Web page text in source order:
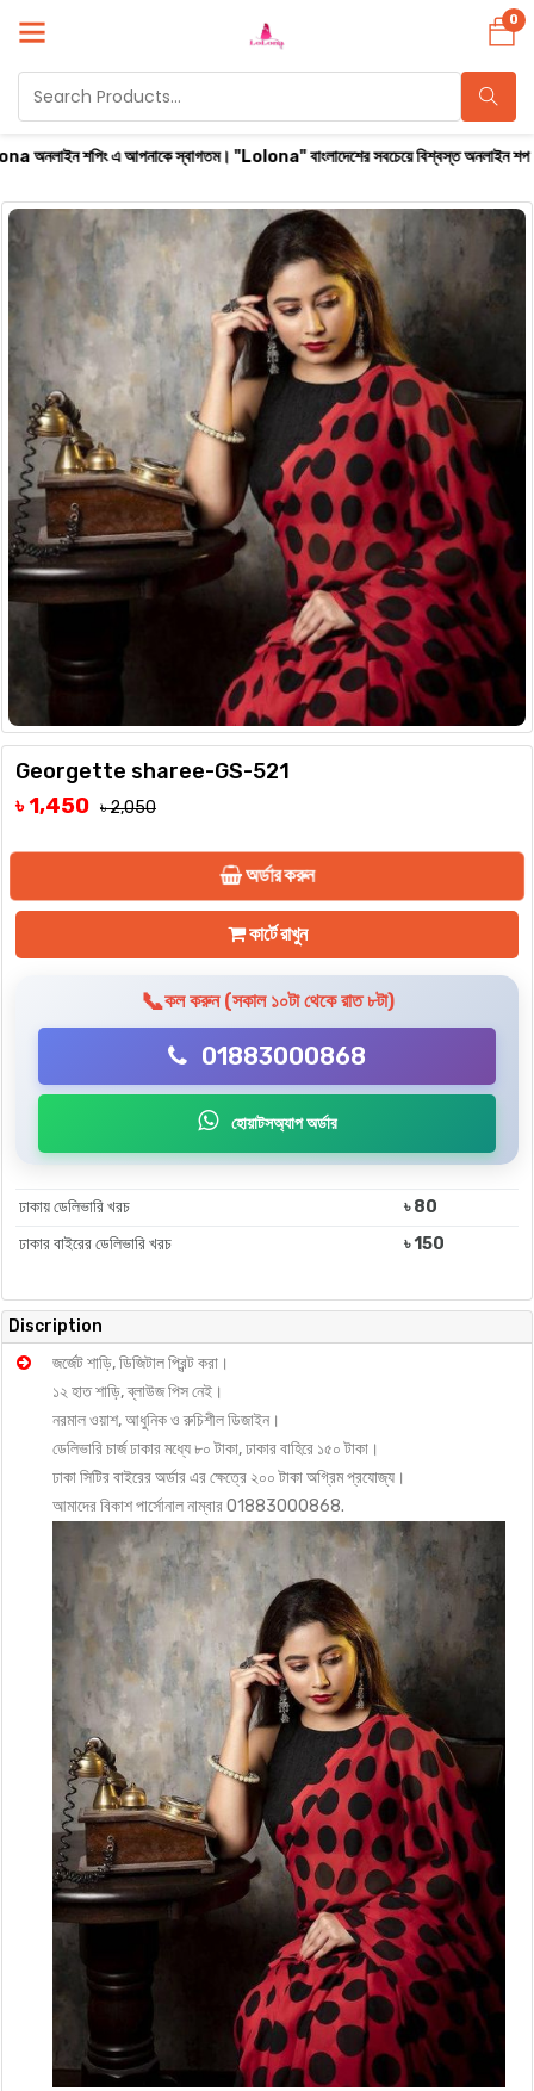
শপিং এ আপনাকে স্বাগতম। "Lolona" বাংলাদেশের সবচেয়ে বিশ্বস্ত অনলাইন শপ। সারা
0
Georgette sharee-GS-521
৳ 1,450 ৳ 2,050
অর্ডার করুন
কার্টে রাখুন
📞কল করুন (সকাল ১০টা থেকে রাত ৮টা)
01883000868
হোয়াটসঅ্যাপ অর্ডার
ঢাকায় ডেলিভারি খরচ
৳ 80
ঢাকার বাইরের ডেলিভারি খরচ
৳ 150
Discription
জর্জেট শাড়ি, ডিজিটাল প্রিন্ট করা।
১২ হাত শাড়ি, ব্লাউজ পিস নেই।
নরমাল ওয়াশ, আধুনিক ও রুচিশীল ডিজাইন।
ডেলিভারি চার্জ ঢাকার মধ্যে ৮০ টাকা, ঢাকার বাহিরে ১৫০ টাকা।
ঢাকা সিটির বাইরের অর্ডার এর ক্ষেত্রে ২০০ টাকা অগ্রিম প্রযোজ্য।
আমাদের বিকাশ পার্সোনাল নাম্বার 01883000868.